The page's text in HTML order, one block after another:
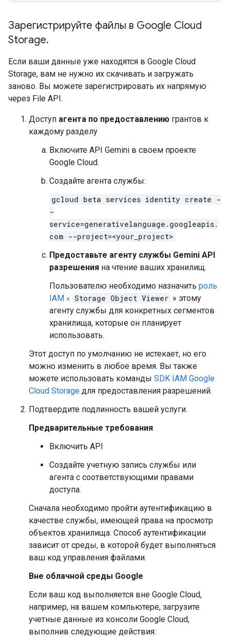
Зарегистрируйте файлы в Google Cloud
Storage.
Если ваши данные уже находятся в Google Cloud
Storage, вам не нужно их скачивать и загружать
заново. Вы можете зарегистрировать их напрямую
через File API.
Доступ агента по предоставлению грантов к
каждому разделу
Включите API Gemini в своем проекте
Google Cloud.
Создайте агента службы:
gcloud beta services identity create -
-
service=generativelanguage.googleapis.
com --project=<your_project>
Предоставьте агенту службы Gemini API
разрешения на чтение ваших хранилищ.
Пользователю необходимо назначить роль
IAM « Storage Object Viewer » этому
агенту службы для конкретных сегментов
хранилища, которые он планирует
использовать.
Этот доступ по умолчанию не истекает, но его
можно изменить в любое время. Вы также
можете использовать команды SDK IAM Google
Cloud Storage для предоставления разрешений.
Подтвердите подлинность вашей услуги.
Предварительные требования
Включить API
Создайте учетную запись службы или
агента с соответствующими правами
доступа.
Сначала необходимо пройти аутентификацию в
качестве службы, имеющей права на просмотр
объектов хранилища. Способ аутентификации
зависит от среды, в которой будет выполняться
ваш код управления файлами.
Вне облачной среды Google
Если ваш код выполняется вне Google Cloud,
например, на вашем компьютере, загрузите
учетные данные из консоли Google Cloud,
выполнив следующие действия: